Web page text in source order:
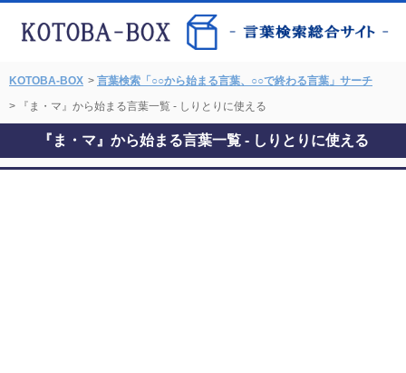
KOTOBA-BOX > 言葉検索「○○から始まる言葉、○○で終わる言葉」サーチ
> 『ま・マ』から始まる言葉一覧 - しりとりに使える
『ま・マ』から始まる言葉一覧 - しりとりに使える